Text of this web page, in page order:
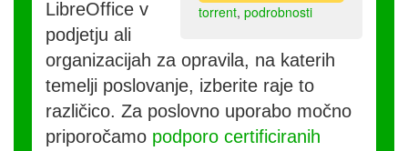
torrent, podrobnosti
LibreOffice v
podjetju ali
organizacijah za opravila, na katerih
temelji poslovanje, izberite raje to
različico. Za poslovno uporabo močno
priporočamo podporo certificiranih